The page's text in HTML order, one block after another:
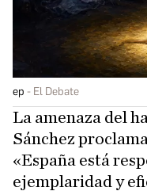
ep El Debate
La amenaza del
Sánchez
«España está
ejemplaridad y